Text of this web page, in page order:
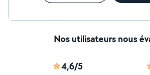
Nos utilisateurs nous
4,6/5